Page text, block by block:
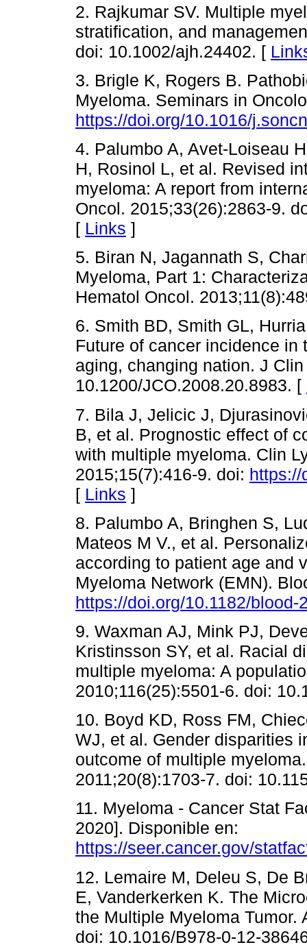
2. Rajkumar SV. Multiple
stratification, and
doi: 10.1002/ajh.24402. [
3. Brigle K, Rogers B.
Myeloma. Seminars in
https://doi.org/10.1016/
4. Palumbo A, Avet-Loiseau
H, Rosinol L, et al. Revised
myeloma: A report from
Oncol. 2015;33(26):2863-9.
[ Links ]
5. Biran N, Jagannath S,
Myeloma, Part 1:
Hematol Oncol.
6. Smith BD, Smith GL,
Future of cancer incidence
aging, changing nation. J
10.1200/JCO.2008.20.8983. [
7. Bila J, Jelicic J,
B, et al. Prognostic effect of
with multiple myeloma. Clin
2015;15(7):416-9. doi: https://
[ Links ]
8. Palumbo A, Bringhen S,
Mateos M V., et al.
according to patient age and
Myeloma Network (EMN).
https://doi.org/10.1182/blood-
9. Waxman AJ, Mink PJ,
Kristinsson SY, et al. Racial
multiple myeloma: A
2010;116(25):5501-6. doi:
10. Boyd KD, Ross FM,
WJ, et al. Gender disparities
outcome of multiple
2011;20(8):1703-7. doi:
11. Myeloma - Cancer Stat
2020]. Disponible en:
https://seer.cancer.gov/
12. Lemaire M, Deleu S, De
E, Vanderkerken K. The
the Multiple Myeloma Tumor.
doi: 10.1016/B978-0-12-